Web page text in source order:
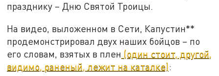
празднику – Дню Святой Троицы.
На видео, выложенном в Сети, Капустин**
продемонстрировал двух наших бойцов – по
его словам, взятых в плен (один стоит, другой,
видимо, раненый, лежит на каталке):